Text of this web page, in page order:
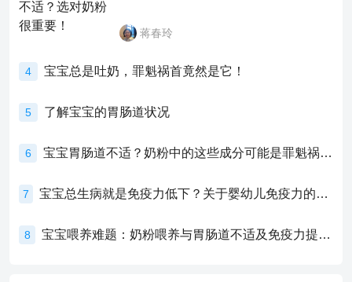
蒋春玲
4 宝宝总是吐奶，罪魁祸首竟然是它！
5 了解宝宝的胃肠道状况
6 宝宝胃肠道不适？奶粉中的这些成分可能是罪魁祸首！
7 宝宝总生病就是免疫力低下？关于婴幼儿免疫力的真相，家长必须了解！
8 宝宝喂养难题：奶粉喂养与胃肠道不适及免疫力提升的奥秘